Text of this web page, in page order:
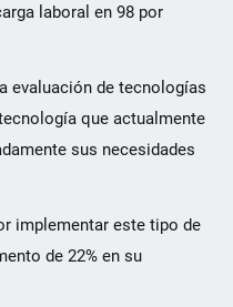
laboral en 98 por
evaluación de tecnologías
que actualmente
sus necesidades
implementar este tipo de
de 22% en su